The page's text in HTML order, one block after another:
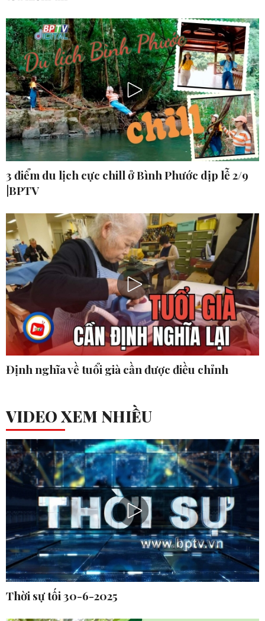
3 điểm du lịch cực chill ở Bình Phước dịp lễ 2/9
|BPTV
Định nghĩa về tuổi già cần được điều chỉnh
VIDEO XEM NHIỀU
Thời sự tối 30-6-2025